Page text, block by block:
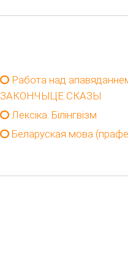
Работа над
ЗАКОНЧЫЦЕ СКАЗЫ
Лексіка. Білінгвізм
Беларуская мова